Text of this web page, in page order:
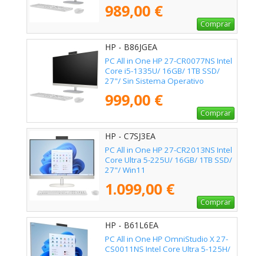
989,00 €
Comprar
HP - B86JGEA
PC All in One HP 27-CR0077NS Intel
Core i5-1335U/ 16GB/ 1TB SSD/
27"/ Sin Sistema Operativo
999,00 €
Comprar
HP - C7SJ3EA
PC All in One HP 27-CR2013NS Intel
Core Ultra 5-225U/ 16GB/ 1TB SSD/
27"/ Win11
1.099,00 €
Comprar
HP - B61L6EA
PC All in One HP OmniStudio X 27-
CS0011NS Intel Core Ultra 5-125H/